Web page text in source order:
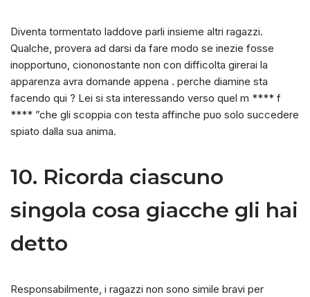
Diventa tormentato laddove parli insieme altri ragazzi.
Qualche, provera ad darsi da fare modo se inezie fosse
inopportuno, ciononostante non con difficolta girerai la
apparenza avra domande appena . perche diamine sta
facendo qui ? Lei si sta interessando verso quel m **** f
**** ”che gli scoppia con testa affinche puo solo succedere
spiato dalla sua anima.
10. Ricorda ciascuno
singola cosa giacche gli hai
detto
Responsabilmente, i ragazzi non sono simile bravi per